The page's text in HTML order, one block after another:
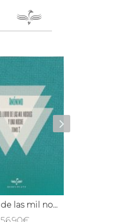
El libro de las mil noches y una noche; t. 2